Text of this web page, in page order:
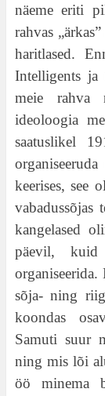
näeme eriti
rahvas
haritlased.
Intelligents ja
meie rahva
ideoloogia
saatuslikel
keerises, see
kangelased
päevil,
organiseerida.
sõja- ning
koondas
Samuti suur
ning mis lõi
öö minema